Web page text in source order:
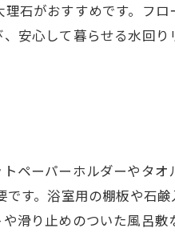
石がおすすめです。フロ
安心して暮らせる水回り
ペーパーホルダーやタオ
す。浴室用の棚板や石
滑り止めのついた風呂